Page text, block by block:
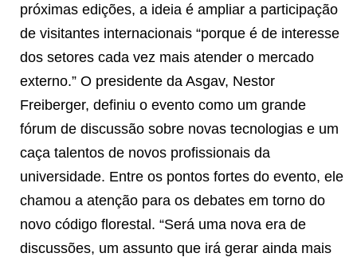
próximas edições, a ideia é ampliar a participação
de visitantes internacionais “porque é de interesse
dos setores cada vez mais atender o mercado
externo.” O presidente da Asgav, Nestor
Freiberger, definiu o evento como um grande
fórum de discussão sobre novas tecnologias e um
caça talentos de novos profissionais da
universidade. Entre os pontos fortes do evento, ele
chamou a atenção para os debates em torno do
novo código florestal. “Será uma nova era de
discussões, um assunto que irá gerar ainda mais